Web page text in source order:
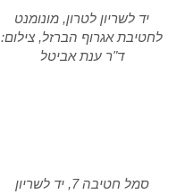
יד לשריון לטרון, מונומנט
לחטיבת אגרוף הברזל, צילום:
ד"ר ענת אביטל
סמל חטיבה 7, יד לשריון